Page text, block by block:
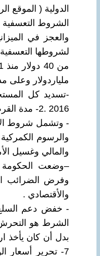
الدولية ( الموقع
الشروط التعسفية
والعجز في
لشروطها
ملياردولار
-تسديد كل
2016 .2- مدة القرض على مدى ثلاث سنوات .
- وتشمل شروط
والرسوم
والمالي وغسيل
–وضعت
وفرض الضرائب
والأقتصادي .
- خفض دعم السلع
بدل أن كان يأخذ